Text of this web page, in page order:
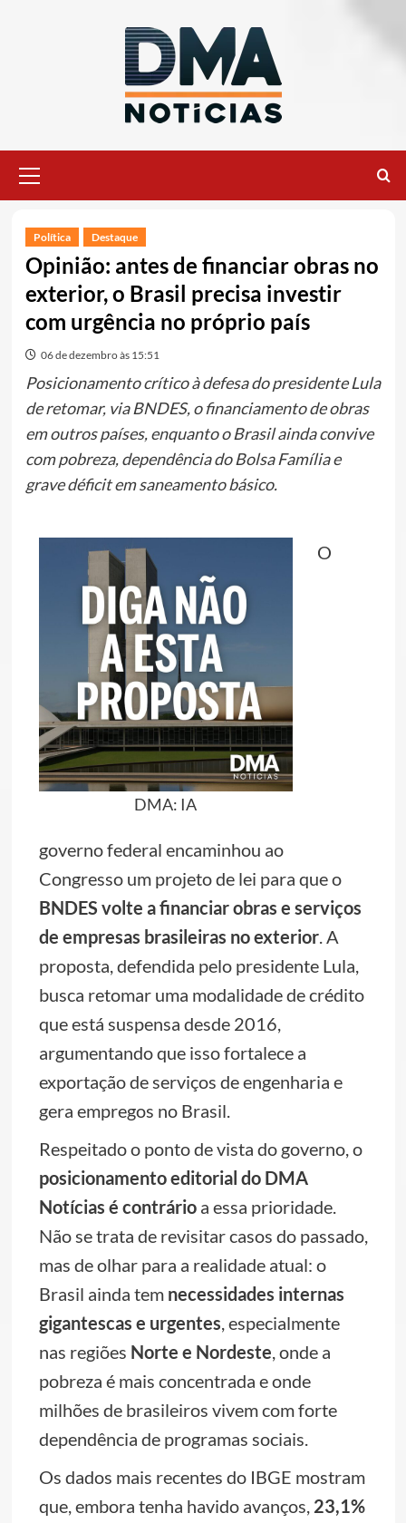
principal
Política Destaque
Opinião: antes de financiar obras no
exterior, o Brasil precisa investir
com urgência no próprio país
06 de dezembro às 15:51
Posicionamento crítico à defesa do presidente Lula
de retomar, via BNDES, o financiamento de obras
em outros países, enquanto o Brasil ainda convive
com pobreza, dependência do Bolsa Família e
grave déficit em saneamento básico.
DMA: IA
O
governo federal encaminhou ao
Congresso um projeto de lei para que o
BNDES volte a financiar obras e serviços
de empresas brasileiras no exterior. A
proposta, defendida pelo presidente Lula,
busca retomar uma modalidade de crédito
que está suspensa desde 2016,
argumentando que isso fortalece a
exportação de serviços de engenharia e
gera empregos no Brasil.
Respeitado o ponto de vista do governo, o
posicionamento editorial do DMA
Notícias é contrárioa essa prioridade.
Não se trata de revisitar casos do passado,
mas de olhar para a realidade atual: o
Brasil ainda tem necessidades internas
gigantescas e urgentes, especialmente
nas regiões Norte e Nordeste, onde a
pobreza é mais concentrada e onde
milhões de brasileiros vivem com forte
dependência de programas sociais.
Os dados mais recentes do IBGE mostram
que, embora tenha havido avanços, 23,1%